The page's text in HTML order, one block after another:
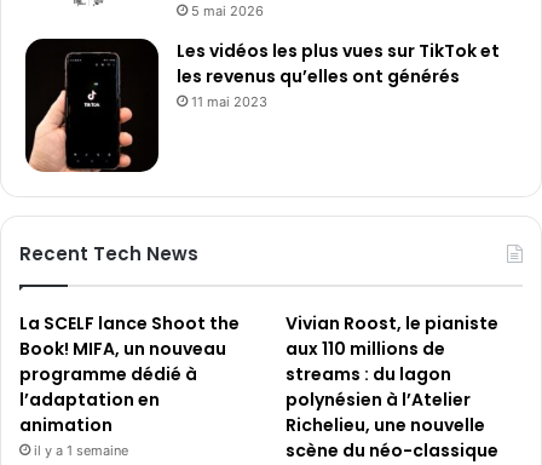
5 mai 2026
Les vidéos les plus vues sur TikTok et
les revenus qu’elles ont générés
11 mai 2023
Recent Tech News
La SCELF lance Shoot the
Book! MIFA, un nouveau
programme dédié à
l’adaptation en
animation
il y a 1 semaine
Vivian Roost, le pianiste
aux 110 millions de
streams : du lagon
polynésien à l’Atelier
Richelieu, une nouvelle
scène du néo-classique